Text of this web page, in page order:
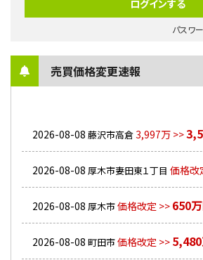
パスワ
売買価格変更速報
2026-08-08 藤沢市高倉3,997万 >>
2026-08-08 厚木市妻田東１丁目 価格改
2026-08-08 厚木市価格改定 >> 650
2026-08-08 町田市価格改定 >>